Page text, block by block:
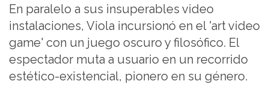
En paralelo a sus insuperables video
instalaciones, Viola incursionó en el 'art video
game' con un juego oscuro y filosófico. El
espectador muta a usuario en un recorrido
estético-existencial, pionero en su género.